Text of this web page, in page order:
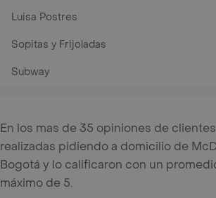
Luisa Postres
Sopitas y Frijoladas
Subway
En los mas de 35 opiniones de
realizadas pidiendo a domicilio de
Bogotá y lo calificaron con un
máximo de 5.